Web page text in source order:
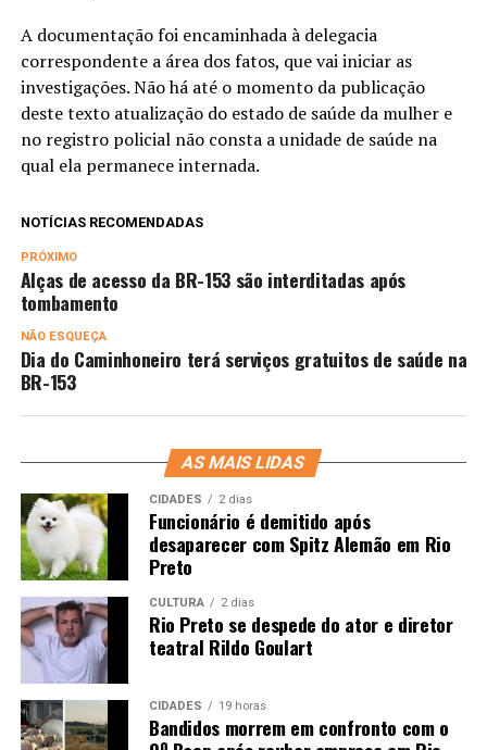
A documentação foi encaminhada à delegacia
correspondente a área dos fatos, que vai iniciar as
investigações. Não há até o momento da publicação
deste texto atualização do estado de saúde da mulher e
no registro policial não consta a unidade de saúde na
qual ela permanece internada.
NOTÍCIAS RECOMENDADAS
PRÓXIMO
Alças de acesso da BR-153 são interditadas após
tombamento
NÃO ESQUEÇA
Dia do Caminhoneiro terá serviços gratuitos de saúde na
BR-153
AS MAIS LIDAS
CIDADES 2 dias
Funcionário é demitido após
desaparecer com Spitz Alemão em Rio
Preto
CULTURA 2 dias
Rio Preto se despede do ator e diretor
teatral Rildo Goulart
CIDADES 19 horas
Bandidos morrem em confronto com o